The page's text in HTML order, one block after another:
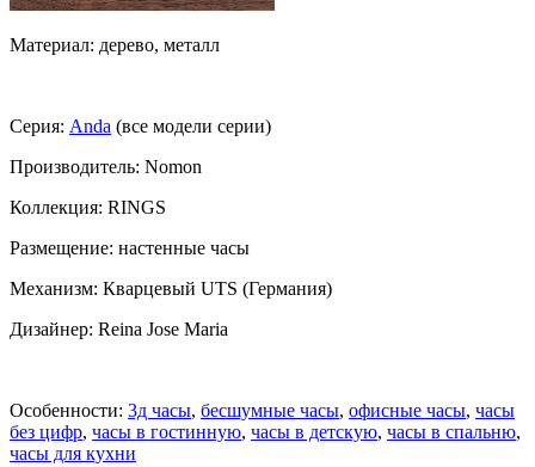
Материал: дерево, металл
Серия: Anda (все модели серии)
Производитель: Nomon
Коллекция: RINGS
Размещение: настенные часы
Механизм: Кварцевый UTS (Германия)
Дизайнер: Reina Jose Maria
Особенности: 3д часы, бесшумные часы, офисные часы, часы
без цифр, часы в гостинную, часы в детскую, часы в спальню,
часы для кухни